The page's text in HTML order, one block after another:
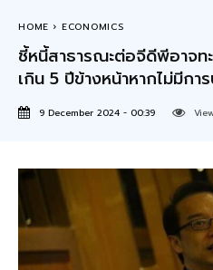
HOME ECONOMICS
ชี้หนี้สาธารณะต่อจีดีพีอาจท
เกิน 5 ปีข้างหน้าหากไม่มีกา
9 December 2024 - 00:39